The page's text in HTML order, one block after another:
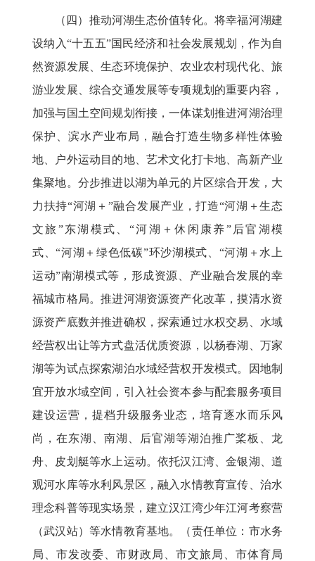
（四）推动河湖生态价值转化。将幸福河湖建
设纳入“十五五”国民经济和社会发展规划，作为自
然资源发展、生态环境保护、农业农村现代化、旅
游业发展、综合交通发展等专项规划的重要内容，
加强与国土空间规划衔接，一体谋划推进河湖治理
保护、滨水产业布局，融合打造生物多样性体验
地、户外运动目的地、艺术文化打卡地、高新产业
集聚地。分步推进以湖为单元的片区综合开发，大
力扶持“河湖＋”融合发展产业，打造“河湖＋生态
文旅”东湖模式、“河湖＋休闲康养”后官湖模
式、“河湖＋绿色低碳”环沙湖模式、“河湖＋水上
运动”南湖模式等，形成资源、产业融合发展的幸
福城市格局。推进河湖资源资产化改革，摸清水资
源资产底数并推进确权，探索通过水权交易、水域
经营权出让等方式盘活优质资源，以杨春湖、万家
湖等为试点探索湖泊水域经营权开发模式。因地制
宜开放水域空间，引入社会资本参与配套服务项目
建设运营，提档升级服务业态，培育逐水而乐风
尚，在东湖、南湖、后官湖等湖泊推广桨板、龙
舟、皮划艇等水上运动。依托汉江湾、金银湖、道
观河水库等水利风景区，融入水情教育宣传、治水
理念科普等现实场景，建立汉江湾少年江河考察营
（武汉站）等水情教育基地。（责任单位：市水务
局、市发改委、市财政局、市文旅局、市体育局